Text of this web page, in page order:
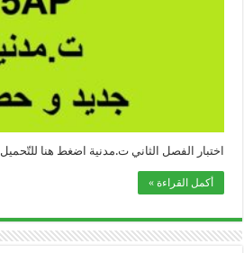
اختبار الفصل الثاني ت.مدنية اضغط هنا للتّحميل
أكمل القراءة »